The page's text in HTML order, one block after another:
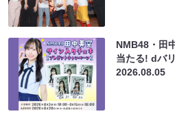
NMB48・田
当たる! dバ
2026.08.05